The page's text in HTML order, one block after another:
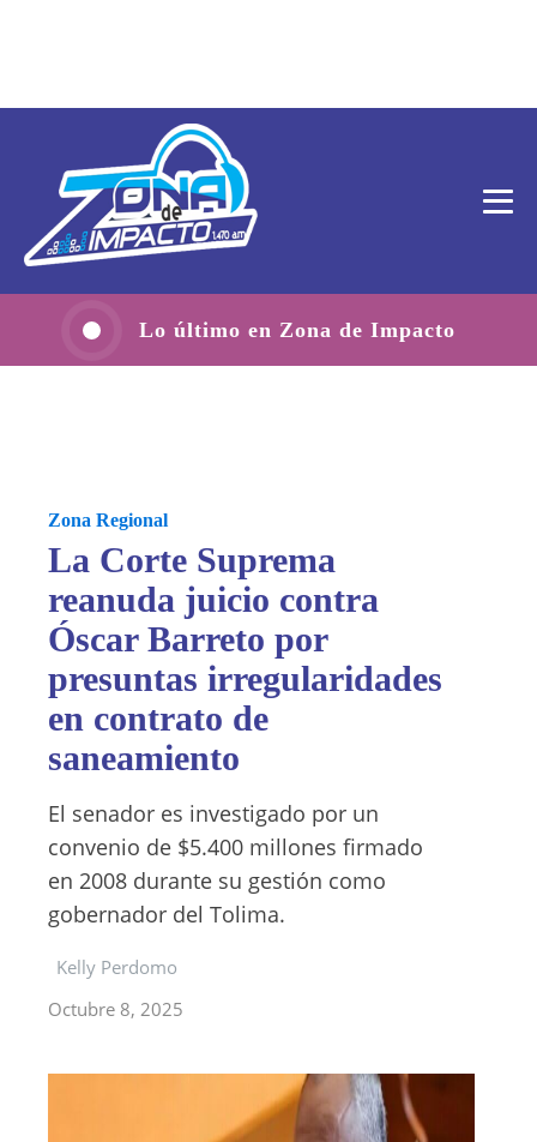
Lo último en Zona de Impacto
Zona Regional
La Corte Suprema
reanuda juicio contra
Óscar Barreto por
presuntas irregularidades
en contrato de
saneamiento
El senador es investigado por un
convenio de $5.400 millones firmado
en 2008 durante su gestión como
gobernador del Tolima.
Kelly Perdomo
Octubre 8, 2025